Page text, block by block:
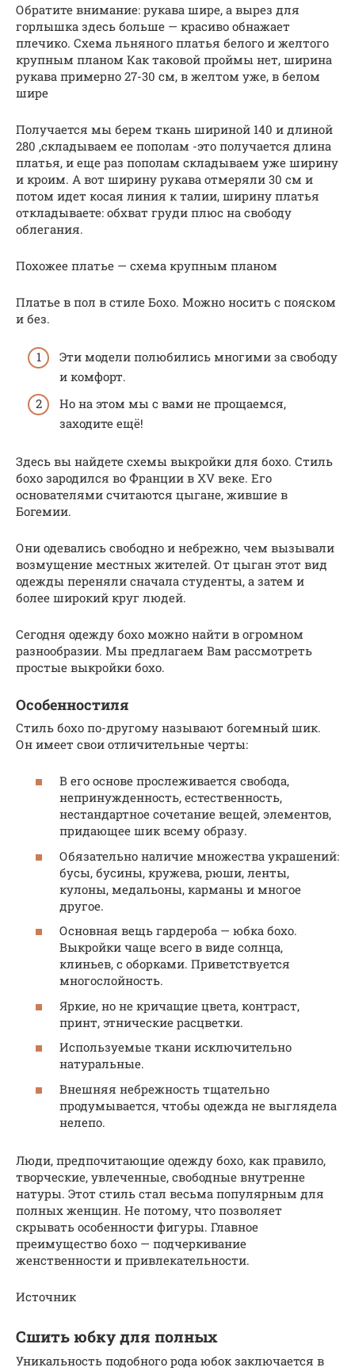
Обратите внимание: рукава шире, а вырез для
горлышка здесь больше — красиво обнажает
плечико. Схема льняного платья белого и желтого
крупным планом Как таковой проймы нет, ширина
рукава примерно 27-30 см, в желтом уже, в белом
шире
Получается мы берем ткань шириной 140 и длиной
280 ,складываем ее пополам -это получается длина
платья, и еще раз пополам складываем уже ширину
и кроим. А вот ширину рукава отмеряли 30 см и
потом идет косая линия к талии, ширину платья
откладываете: обхват груди плюс на свободу
облегания.
Похожее платье — схема крупным планом
Платье в пол в стиле Бохо. Можно носить с пояском
и без.
Эти модели полюбились многими за свободу
и комфорт.
Но на этом мы с вами не прощаемся,
заходите ещё!
Здесь вы найдете схемы выкройки для бохо. Стиль
бохо зародился во Франции в XV веке. Его
основателями считаются цыгане, жившие в
Богемии.
Они одевались свободно и небрежно, чем вызывали
возмущение местных жителей. От цыган этот вид
одежды переняли сначала студенты, а затем и
более широкий круг людей.
Сегодня одежду бохо можно найти в огромном
разнообразии. Мы предлагаем Вам рассмотреть
простые выкройки бохо.
Особенностиля
Стиль бохо по-другому называют богемный шик.
Он имеет свои отличительные черты:
В его основе прослеживается свобода,
непринужденность, естественность,
нестандартное сочетание вещей, элементов,
придающее шик всему образу.
Обязательно наличие множества украшений:
бусы, бусины, кружева, рюши, ленты,
кулоны, медальоны, карманы и многое
другое.
Основная вещь гардероба — юбка бохо.
Выкройки чаще всего в виде солнца,
клиньев, с оборками. Приветствуется
многослойность.
Яркие, но не кричащие цвета, контраст,
принт, этнические расцветки.
Используемые ткани исключительно
натуральные.
Внешняя небрежность тщательно
продумывается, чтобы одежда не выглядела
нелепо.
Люди, предпочитающие одежду бохо, как правило,
творческие, увлеченные, свободные внутренне
натуры. Этот стиль стал весьма популярным для
полных женщин. Не потому, что позволяет
скрывать особенности фигуры. Главное
преимущество бохо — подчеркивание
женственности и привлекательности.
Источник
Сшить юбку для полных
Уникальность подобного рода юбок заключается в